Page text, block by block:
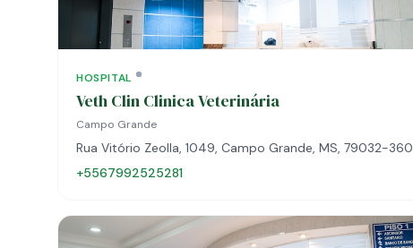
HOSPITAL
Veth Clin Clinica Veterinária
Campo Grande
Rua Vitório Zeolla, 1049, Campo Grande, MS, 79032-360
+5567992525281